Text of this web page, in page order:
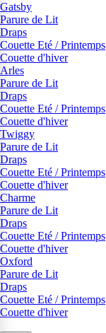
Gatsby
Parure de Lit
Draps
Couette Eté / Printemps
Couette d'hiver
Arles
Parure de Lit
Draps
Couette Eté / Printemps
Couette d'hiver
Twiggy
Parure de Lit
Draps
Couette Eté / Printemps
Couette d'hiver
Charme
Parure de Lit
Draps
Couette Eté / Printemps
Couette d'hiver
Oxford
Parure de Lit
Draps
Couette Eté / Printemps
Couette d'hiver